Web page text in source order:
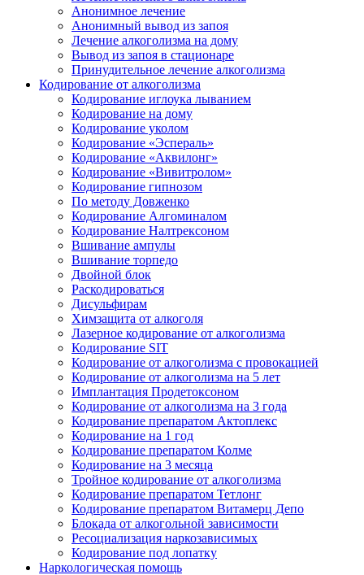
Анонимное лечение
Анонимный вывод из запоя
Лечение алкоголизма на дому
Вывод из запоя в стационаре
Принудительное лечение алкоголизма
Кодирование от алкоголизма
Кодирование иглоука лыванием
Кодирование на дому
Кодирование уколом
Кодирование «Эспераль»
Кодирование «Аквилонг»
Кодирование «Вивитролом»
Кодирование гипнозом
По методу Довженко
Кодирование Алгоминалом
Кодирование Налтрексоном
Вшивание ампулы
Вшивание торпедо
Двойной блок
Раскодироваться
Дисульфирам
Химзащита от алкоголя
Лазерное кодирование от алкоголизма
Кодирование SIT
Кодирование от алкоголизма с провокацией
Кодирование от алкоголизма на 5 лет
Имплантация Продетоксоном
Кодирование от алкоголизма на 3 года
Кодирование препаратом Актоплекс
Кодирование на 1 год
Кодирование препаратом Колме
Кодирование на 3 месяца
Тройное кодирование от алкоголизма
Кодирование препаратом Тетлонг
Кодирование препаратом Витамерц Депо
Блокада от алкогольной зависимости
Ресоциализация наркозависимых
Кодирование под лопатку
Наркологическая помощь